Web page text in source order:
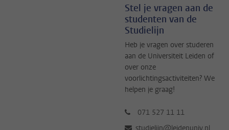
Stel je vragen aan de
studenten van de
Studielijn
Heb je vragen over studeren
aan de Universiteit Leiden of
over onze
voorlichtingsactiviteiten? We
helpen je graag!
071 527 11 11
studielijn@leidenuniv.nl